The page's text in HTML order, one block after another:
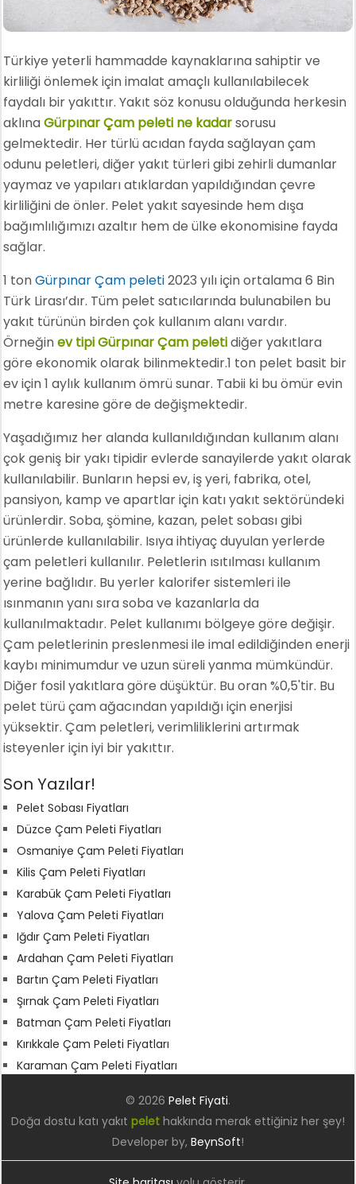
Türkiye yeterli hammadde kaynaklarına sahiptir ve
kirliliği önlemek için imalat amaçlı kullanılabilecek
faydalı bir yakıttır. Yakıt söz konusu olduğunda herkesin
aklınaGürpınar Çam peleti ne kadarsorusu
gelmektedir. Her türlü acıdan fayda sağlayan çam
odunu peletleri, diğer yakıt türleri gibi zehirli dumanlar
yaymaz ve yapıları atıklardan yapıldığından çevre
kirliliğini de önler. Pelet yakıt sayesinde hem dışa
bağımlılığımızı azaltır hem de ülke ekonomisine fayda
sağlar.
1 tonGürpınar Çam peleti2023 yılı için ortalama 6 Bin
Türk Lirası’dır. Tüm pelet satıcılarında bulunabilen bu
yakıt türünün birden çok kullanım alanı vardır.
Örneğinev tipi Gürpınar Çam peletidiğer yakıtlara
göre ekonomik olarak bilinmektedir.1 ton pelet basit bir
ev için 1 aylık kullanım ömrü sunar. Tabii ki bu ömür evin
metre karesine göre de değişmektedir.
Yaşadığımız her alanda kullanıldığından kullanım alanı
çok geniş bir yakı tipidir evlerde sanayilerde yakıt olarak
kullanılabilir. Bunların hepsi ev, iş yeri, fabrika, otel,
pansiyon, kamp ve apartlar için katı yakıt sektöründeki
ürünlerdir. Soba, şömine, kazan, pelet sobası gibi
ürünlerde kullanılabilir. Isıya ihtiyaç duyulan yerlerde
çam peletleri kullanılır. Peletlerin ısıtılması kullanım
yerine bağlıdır. Bu yerler kalorifer sistemleri ile
ısınmanın yanı sıra soba ve kazanlarla da
kullanılmaktadır. Pelet kullanımı bölgeye göre değişir.
Çam peletlerinin preslenmesi ile imal edildiğinden enerji
kaybı minimumdur ve uzun süreli yanma mümkündür.
Diğer fosil yakıtlara göre düşüktür. Bu oran %0,5'tir. Bu
pelet türü çam ağacından yapıldığı için enerjisi
yüksektir. Çam peletleri, verimliliklerini artırmak
isteyenler için iyi bir yakıttır.
Son Yazılar!
Pelet Sobası Fiyatları
Düzce Çam Peleti Fiyatları
Osmaniye Çam Peleti Fiyatları
Kilis Çam Peleti Fiyatları
Karabük Çam Peleti Fiyatları
Yalova Çam Peleti Fiyatları
Iğdır Çam Peleti Fiyatları
Ardahan Çam Peleti Fiyatları
Bartın Çam Peleti Fiyatları
Şırnak Çam Peleti Fiyatları
Batman Çam Peleti Fiyatları
Kırıkkale Çam Peleti Fiyatları
Karaman Çam Peleti Fiyatları
© 2026 Pelet Fiyati.
Doğa dostu katı yakıt pelethakkında merak ettiğiniz her şey!
Developer by, BeynSoft!